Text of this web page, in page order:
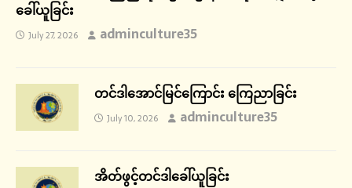
ခေါ်ယူခြင်း
July 27, 2026 adminculture35
တင်ဒါအောင်မြင်ကြောင်း ကြေညာခြင်း
July 10, 2026 adminculture35
အိတ်ဖွင့်တင်ဒါခေါ်ယူခြင်း